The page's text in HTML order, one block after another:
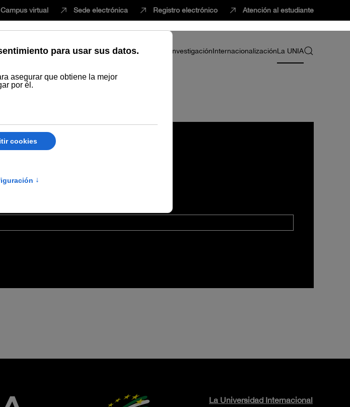
Campus virtual Sede electrónica Registro electrónico Atención al estudiante
EstudiarInnovaciónVida universitariaProfesorado InvestigaciónInternacionalizaciónLa UNIA
La Universidad Internacional